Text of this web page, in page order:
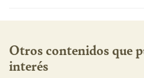
Otros contenidos que
interés